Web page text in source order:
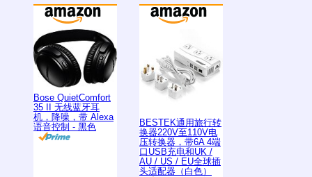
Bose QuietComfort
35 II 无线蓝牙耳
机，降噪，带 Alexa
语音控制 - 黑色
BESTEK通用旅行转
换器220V至110V电
压转换器，带6A 4端
口USB充电和UK /
AU / US / EU全球插
头适配器（白色）